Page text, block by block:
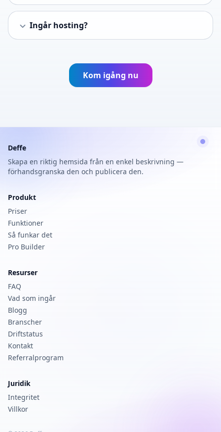
Ingår hosting?
Kom igång nu
Deffe
Skapa en riktig hemsida från en enkel beskrivning —
förhandsgranska den och publicera den.
Produkt
Priser
Funktioner
Så funkar det
Pro Builder
Resurser
FAQ
Vad som ingår
Blogg
Branscher
Driftstatus
Kontakt
Referralprogram
Juridik
Integritet
Villkor